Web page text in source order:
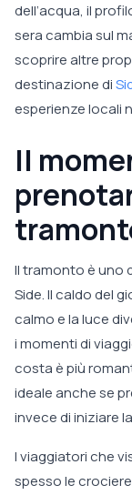
dell’acqua, il
sera cambia sul
scoprire altre
destinazione di
esperienze locali
Il
Il tramonto è uno
Side. Il caldo del
calmo e la luce
i momenti di
costa è più
ideale anche se
invece di iniziare
I viaggiatori che
spesso le